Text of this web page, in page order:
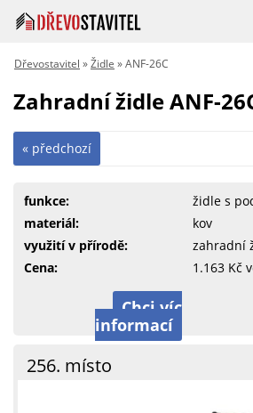
Dřevostavitel »Židle » ANF-26C
Zahradní židle ANF-
« předchozí
funkce:
židle s
materiál:
kov
využití v přírodě:
zahradní
Cena:
1.163 Kč
Chci víc
informací
256. místo